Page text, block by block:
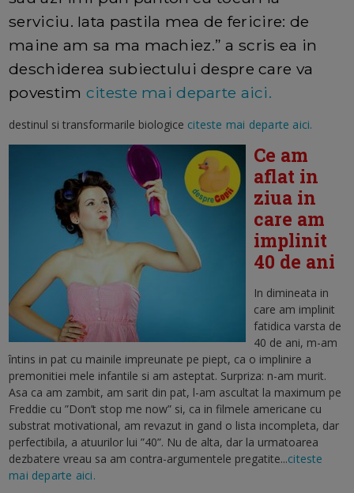
serviciu. Iata pastila mea de fericire: de
maine am sa ma machiez.” a scris ea in
deschiderea subiectului despre care va
povestim citeste mai departe aici.
destinul si transformarile biologice citeste mai departe aici.
Ce am
aflat in
ziua in
care am
implinit
40 de ani
In dimineata in
care am implinit
fatidica varsta de
40 de ani, m-am
întins in pat cu mainile impreunate pe piept, ca o implinire a
premonitiei mele infantile si am asteptat. Surpriza: n-am murit.
Asa ca am zambit, am sarit din pat, l-am ascultat la maximum pe
Freddie cu ”Don’t stop me now” si, ca in filmele americane cu
substrat motivational, am revazut in gand o lista incompleta, dar
perfectibila, a atuurilor lui ”40”. Nu de alta, dar la urmatoarea
dezbatere vreau sa am contra-argumentele pregatite...citeste
mai departe aici.